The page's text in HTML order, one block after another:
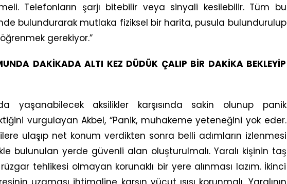
Telefonların şarjı bitebilir veya sinyali kesilebilir. Tüm bu
bulundurarak mutlaka fiziksel bir harita, pusula bulundurulup
gerekiyor.”
DAKİKADA ALTI KEZ DÜDÜK ÇALIP BİR DAKİKA BEKLEYİP
yaşanabilecek aksilikler karşısında sakin olunup panik
vurgulayan Akbel, “Panik, muhakeme yeteneğini yok eder.
ulaşıp net konum verdikten sonra belli adımların izlenmesi
bulunulan yerde güvenli alan oluşturulmalı. Yaralı kişinin taş
tehlikesi olmayan korunaklı bir yere alınması lazım. İkinci